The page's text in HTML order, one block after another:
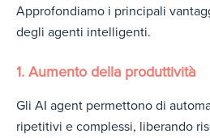
Approfondiamo i principali
degli agenti intelligenti.
1. Aumento della produttività
Gli AI agent permettono di
ripetitivi e complessi, liberando